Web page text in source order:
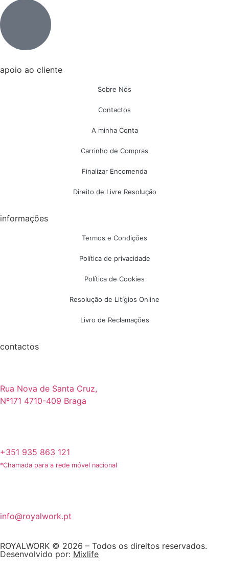
apoio ao cliente
Sobre Nós
Contactos
A minha Conta
Carrinho de Compras
Finalizar Encomenda
Direito de Livre Resolução
informações
Termos e Condições
Política de privacidade
Política de Cookies
Resolução de Litígios Online
Livro de Reclamações
contactos
Rua Nova de Santa Cruz,
Nº171 4710-409 Braga
+351 935 863 121
*Chamada para a rede móvel nacional
info@royalwork.pt
ROYALWORK © 2026 – Todos os direitos reservados.
Desenvolvido por: Mixlife